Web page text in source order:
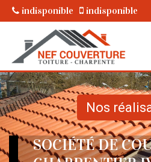
indisponible indisponible
Nos
SOCIÉTÉ DE